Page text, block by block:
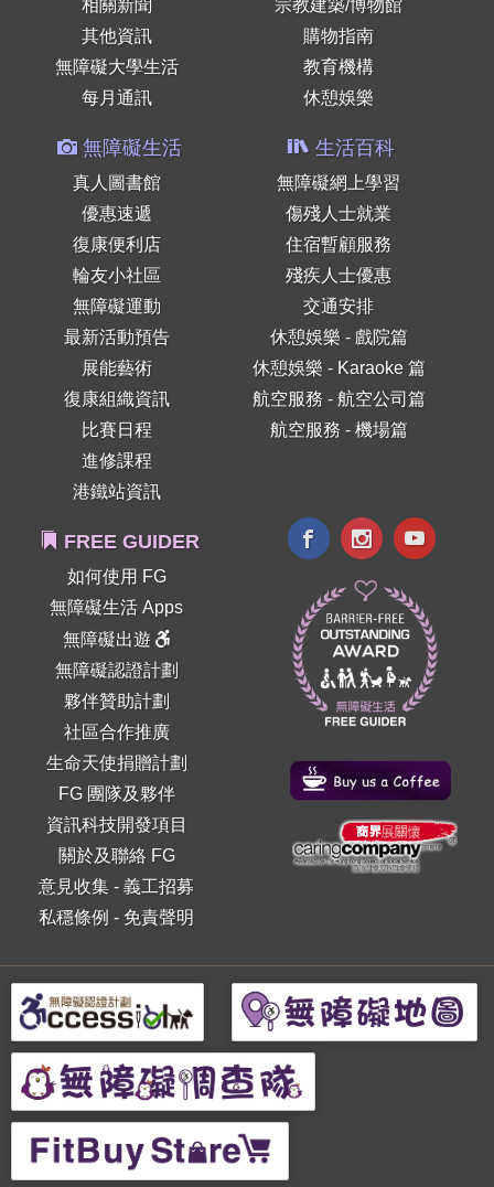
相關新聞
其他資訊
無障礙大學生活
每月通訊
宗教建築/博物館
購物指南
教育機構
休憩娛樂
無障礙生活
真人圖書館
優惠速遞
復康便利店
輪友小社區
無障礙運動
最新活動預告
展能藝術
復康組織資訊
比賽日程
進修課程
港鐵站資訊
生活百科
無障礙網上學習
傷殘人士就業
住宿暫顧服務
殘疾人士優惠
交通安排
休憩娛樂 - 戲院篇
休憩娛樂 - Karaoke 篇
航空服務 - 航空公司篇
航空服務 - 機場篇
FREE GUIDER
如何使用 FG
無障礙生活 Apps
無障礙出遊
無障礙認證計劃
夥伴贊助計劃
社區合作推廣
生命天使捐贈計劃
FG 團隊及夥伴
資訊科技開發項目
關於及聯絡 FG
意見收集 -義工招募
私穩條例 - 免責聲明